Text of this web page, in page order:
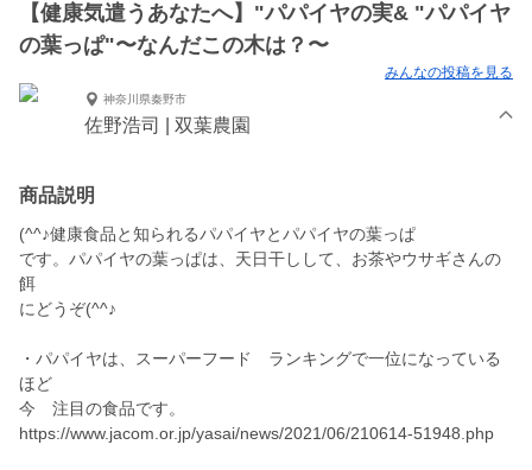
【健康気遣うあなたへ】"パパイヤの実& "パパイヤ
の葉っぱ"〜なんだこの木は？〜
みんなの投稿を見る
神奈川県秦野市
佐野浩司 | 双葉農園
商品説明
(^^♪健康食品と知られるパパイヤとパパイヤの葉っぱ
です。パパイヤの葉っぱは、天日干しして、お茶やウサギさんの
餌
にどうぞ(^^♪
・パパイヤは、スーパーフード ランキングで一位になっている
ほど
今 注目の食品です。
https://www.jacom.or.jp/yasai/news/2021/06/210614-51948.php